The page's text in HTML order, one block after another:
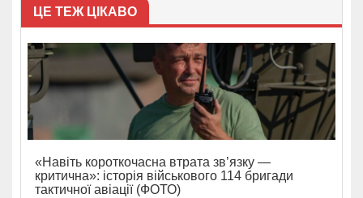
ЦЕ ТЕЖ ЦІКАВО
«Навіть короткочасна втрата зв’язку —
критична»: історія військового 114 бригади
тактичної авіації (ФОТО)